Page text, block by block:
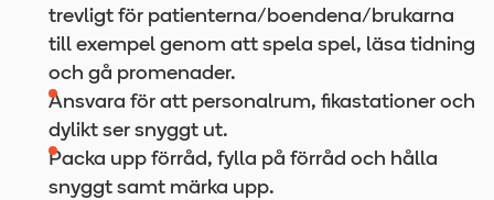
trevligt för patienterna/boendena/brukarna
till exempel genom att spela spel, läsa tidning
och gå promenader.
Ansvara för att personalrum, fikastationer och
dylikt ser snyggt ut.
Packa upp förråd, fylla på förråd och hålla
snyggt samt märka upp.